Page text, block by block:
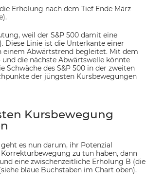
Erholung nach dem Tief Ende März
weil der S&P 500 damit eine
Linie ist die Unterkante einer
einem Abwärtstrend begleitet. Mit dem
die nächste Abwärtswelle könnte
Schwäche des S&P 500 in der zweiten
der jüngsten Kursbewegungen
Kursbewegung
es nun darum, ihr Potenzial
zu tun haben, dann
eine zwischenzeitliche Erholung B (die
blaue Buchstaben im Chart oben).